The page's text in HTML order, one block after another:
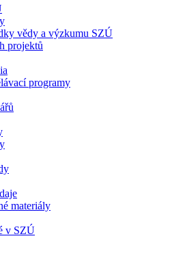
vědy a výzkumu SZÚ
projektů
programy
materiály
v SZÚ